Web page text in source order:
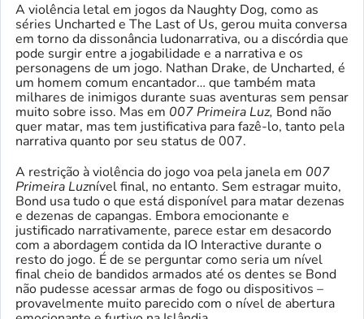
A violência letal em jogos da Naughty Dog, como as
séries Uncharted e The Last of Us, gerou muita conversa
em torno da dissonância ludonarrativa, ou a discórdia que
pode surgir entre a jogabilidade e a narrativa e os
personagens de um jogo. Nathan Drake, de Uncharted, é
um homem comum encantador… que também mata
milhares de inimigos durante suas aventuras sem pensar
muito sobre isso. Mas em 007 Primeira Luz, Bond não
quer matar, mas tem justificativa para fazê-lo, tanto pela
narrativa quanto por seu status de 007.
A restrição à violência do jogo voa pela janela em 007
Primeira Luznível final, no entanto. Sem estragar muito,
Bond usa tudo o que está disponível para matar dezenas
e dezenas de capangas. Embora emocionante e
justificado narrativamente, parece estar em desacordo
com a abordagem contida da IO Interactive durante o
resto do jogo. É de se perguntar como seria um nível
final cheio de bandidos armados até os dentes se Bond
não pudesse acessar armas de fogo ou dispositivos –
provavelmente muito parecido com o nível de abertura